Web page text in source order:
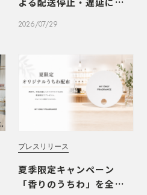
2026/07/29
プレスリリース
夏季限定キャンペーン
「香りのうちわ」を全国1